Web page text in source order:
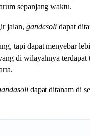
sepanjang waktu.
jalan, gandasolidapat
tapi dapat menyebar
di wilayahnya
dapat ditanam di